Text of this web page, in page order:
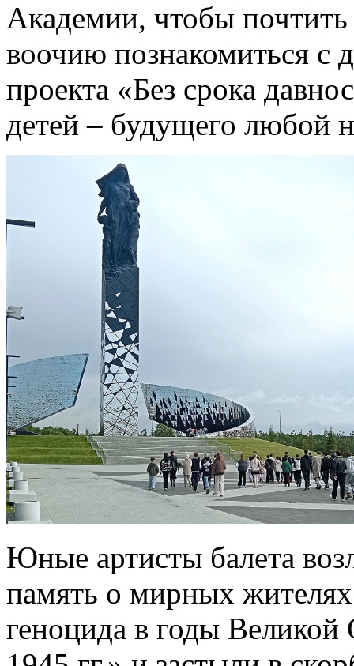
Академии, чтобы
воочию познакомиться с
проекта «Без срока
детей – будущего любой
Юные артисты балета
память о мирных
геноцида в годы